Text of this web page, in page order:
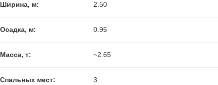
Ширина, м: 2.50
Осадка, м: 0.95
Масса, т: ~2.65
Спальных мест: 3